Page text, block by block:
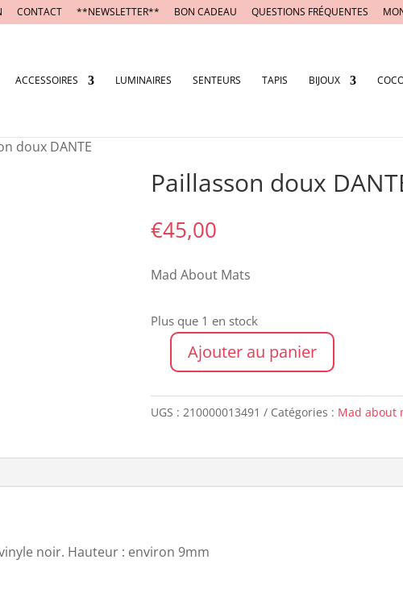
CONTACT **NEWSLETTER** BON CADEAU QUESTIONS FRÉQUENTES
ACCESSOIRES LUMINAIRES SENTEURS TAPIS BIJOUX
doux DANTE
Paillasson doux
€45,00
Mad About Mats
Plus que 1 en stock
quantité
Paillasson
Ajouter au panier
UGS : 210000013491 Catégories : Mad about
noir. Hauteur : environ 9mm